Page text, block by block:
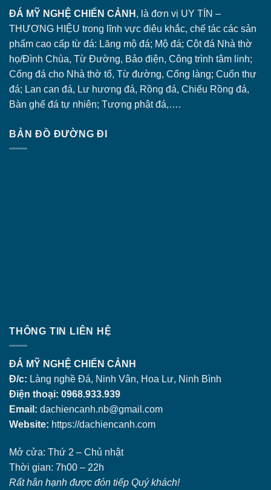
ĐÁ MỸ NGHỆ CHIẾN CẢNH , là đơn vị UY TÍN –
THƯƠNG HIỆU trong lĩnh vực điêu khắc, chế tác các sản
phẩm cao cấp từ đá: Lăng mộ đá; Mộ đá; Cột đá Nhà thờ
họ/Đình Chùa, Từ Đường, Bảo điện, Công trình tâm linh;
Cổng đá cho Nhà thờ tổ, Từ đường, Cổng làng; Cuốn thư
đá; Lan can đá, Lư hương đá, Rồng đá, Chiếu Rồng đá,
Bàn ghế đá tự nhiên; Tượng phật đá,….
BẢN ĐỒ ĐƯỜNG ĐI
THÔNG TIN LIÊN HỆ
ĐÁ MỸ NGHỆ CHIẾN CẢNH
Đ/c: Làng nghề Đá, Ninh Vân, Hoa Lư, Ninh Bình
Điện thoại: 0968.933.939
Email: dachiencanh.nb@gmail.com
Website: https://dachiencanh.com
Mở cửa: Thứ 2 – Chủ nhật
Thời gian: 7h00 – 22h
Rất hân hạnh được đón tiếp Quý khách!